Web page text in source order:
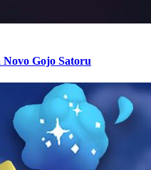
Novo Gojo Satoru